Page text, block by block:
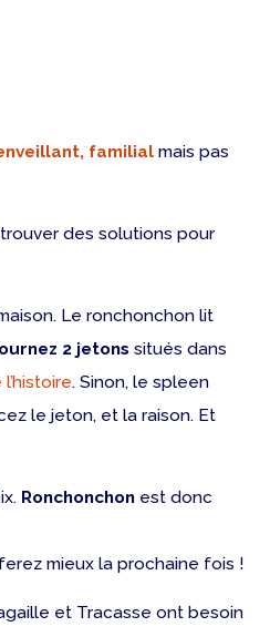
familial mais pas
des solutions pour
Le ronchonchon lit
2 jetons situés dans
. Sinon, le spleen
le jeton, et la raison. Et
Ronchonchon est donc
mieux la prochaine fois !
et Tracasse ont besoin